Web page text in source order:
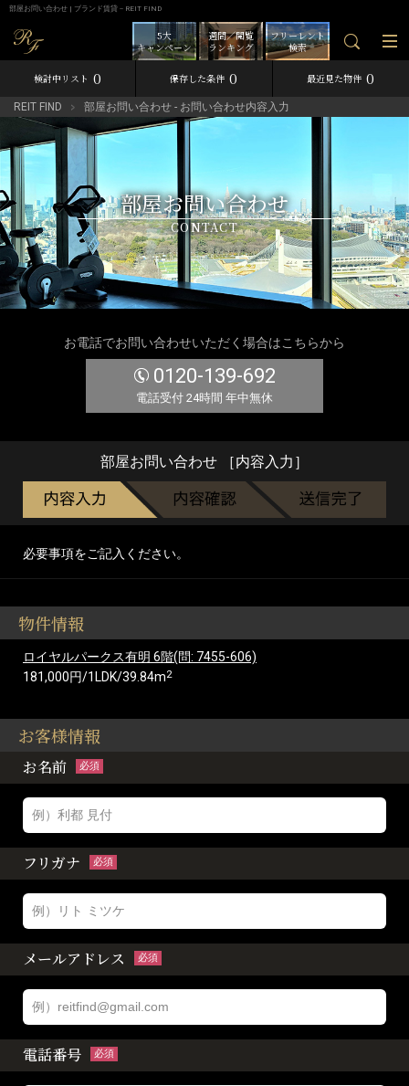
部屋お問い合わせ | ブランド賃貸－REIT FIND
フリーレント
検索
週間／閲覧
ランキング
5大
キャンペーン
検討中リスト 0 保存した条件 0 最近見た物件 0
REIT FIND 部屋お問い合わせ - お問い合わせ内容入力
部屋お問い合わせ
CONTACT
お電話でお問い合わせいただく場合はこちらから
0120-139-692
電話受付 24時間 年中無休
部屋お問い合わせ ［内容入力］
必要事項をご記入ください。
物件情報
ロイヤルパークス有明 6階(問: 7455-606)
181,000円/1LDK/39.84m2
お客様情報
お名前 必須
フリガナ 必須
メールアドレス 必須
電話番号 必須